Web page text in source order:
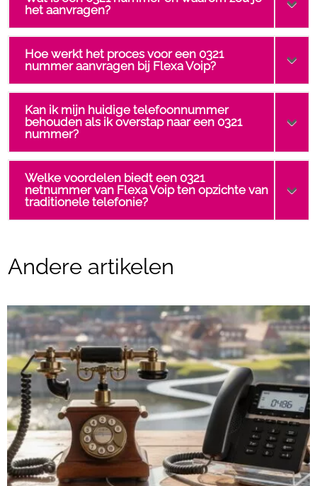
het aanvragen?
Hoe werkt het proces voor een 0321
nummer aanvragen bij Flexa Voip?
Kan ik mijn huidige telefoonnummer
behouden als ik overstap naar een 0321
nummer?
Welke voordelen biedt een 0321
netnummer van Flexa Voip ten opzichte van
traditionele telefonie?
Andere artikelen